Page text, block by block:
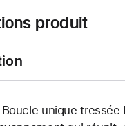
produit
unique tressée